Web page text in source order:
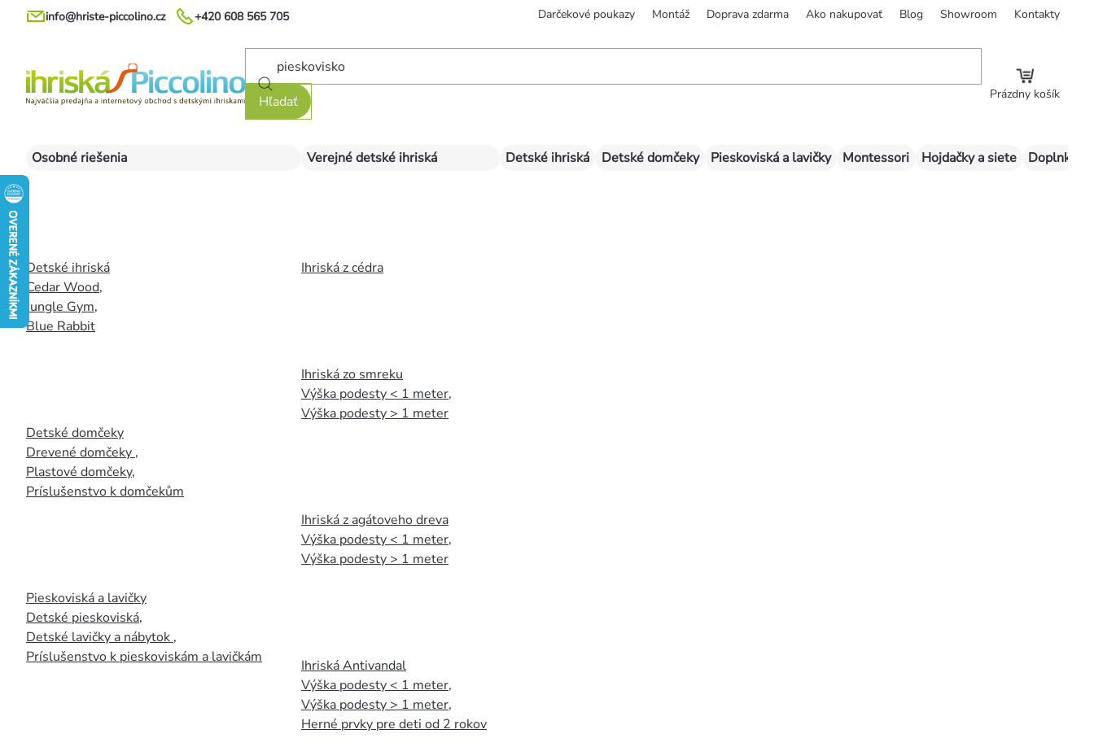
Prejsť
+420 608 565 705
info@hriste-piccolino.cz Darčekové poukazy Montáž Doprava zdarma Ako nakupovať Blog Showroom Kontakty
Hľadať Prázdny košík
Osobné riešenia
Detské ihriská
Cedar Wood,
Jungle Gym,
Blue Rabbit
Detské domčeky
Drevené domčeky ,
Plastové domčeky,
Príslušenstvo k domčekům
Pieskoviská a lavičky
Detské pieskoviská,
Detské lavičky a nábytok ,
Príslušenstvo k pieskoviskám a lavičkám
Verejné detské ihriská
Ihriská z cédra
Ihriská zo smreku
Výška podesty < 1 meter,
Výška podesty > 1 meter
Ihriská z agátoveho dreva
Výška podesty < 1 meter,
Výška podesty > 1 meter
Ihriská Antivandal
Výška podesty < 1 meter,
Výška podesty > 1 meter,
Herné prvky pre deti od 2 rokov
Detské ihriská Detské domčeky Pieskoviská a lavičky Montessori Hojdačky a siete Doplnky